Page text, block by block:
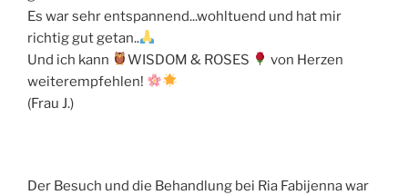
Es war sehr entspannend...wohltuend und hat mir
richtig gut getan..
Und ich kann
WISDOM & ROSES
von Herzen
weiterempfehlen!
(Frau J.)
Der Besuch und die Behandlung bei Ria Fabijenna war